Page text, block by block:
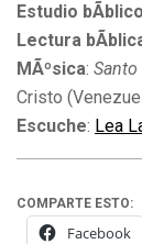
Estudio bÃ­blico
Lectura
MÃºsica: Santo
Cristo
Escuche: Lea
COMPARTE ESTO:
Facebook